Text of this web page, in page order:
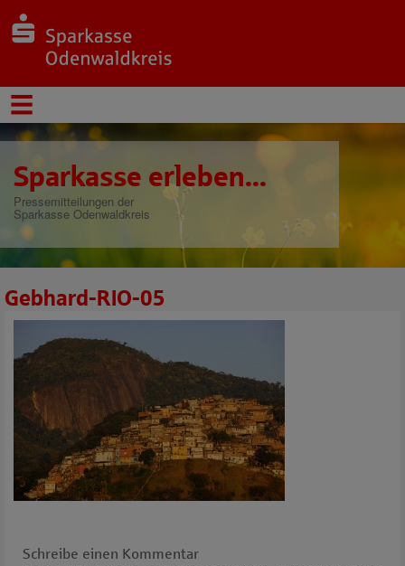
Sparkasse erleben...
Pressemitteilungen der
Sparkasse Odenwaldkreis
Gebhard-RIO-05
Schreibe einen Kommentar